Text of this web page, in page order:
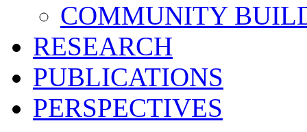
COMMUNITY
RESEARCH
PUBLICATIONS
PERSPECTIVES